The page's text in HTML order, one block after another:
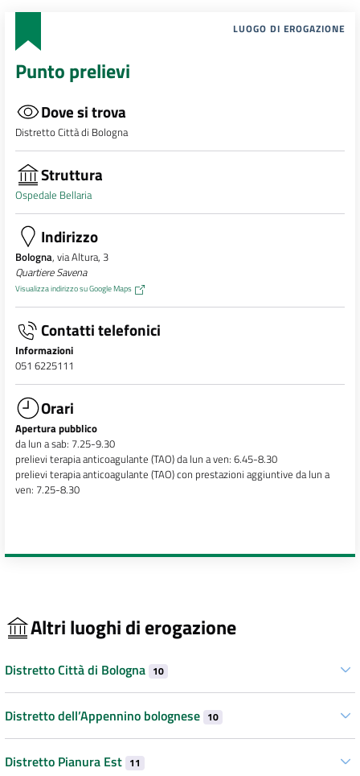
LUOGO DI EROGAZIONE
Punto prelievi
Dove si trova
Distretto Città di Bologna
Struttura
Ospedale Bellaria
Indirizzo
Bologna, via Altura, 3
Quartiere Savena
Visualizza indirizzo su Google Maps
Contatti telefonici
Informazioni
051 6225111
Orari
Apertura pubblico
da lun a sab: 7.25-9.30
prelievi terapia anticoagulante (TAO) da lun a ven: 6.45-8.30
prelievi terapia anticoagulante (TAO) con prestazioni aggiuntive da lun a
ven: 7.25-8.30
Altri luoghi di erogazione
Distretto Città di Bologna 10
Distretto dell’Appennino bolognese 10
Distretto Pianura Est 11